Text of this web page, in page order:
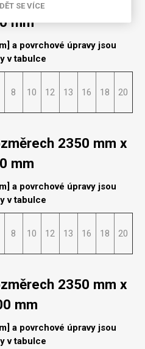
mm
a povrchové úpravy jsou
v tabulce
8 10 12 13 16 18 20
2350 mm x
mm
a povrchové úpravy jsou
v tabulce
8 10 12 13 16 18 20
2350 mm x
mm
a povrchové úpravy jsou
v tabulce
SE VÍCE